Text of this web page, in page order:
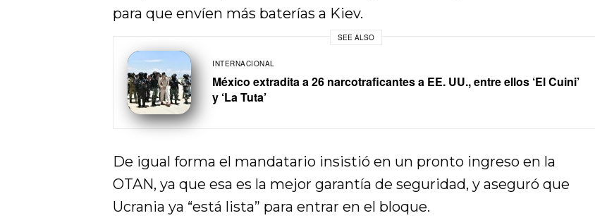
para que envíen más baterías a Kiev.
SEE ALSO
INTERNACIONAL
México extradita a 26 narcotraficantes a EE. UU., entre ellos ‘El Cuini’
y ‘La Tuta’
De igual forma el mandatario insistió en un pronto ingreso en la
OTAN, ya que esa es la mejor garantía de seguridad, y aseguró que
Ucrania ya “está lista” para entrar en el bloque.